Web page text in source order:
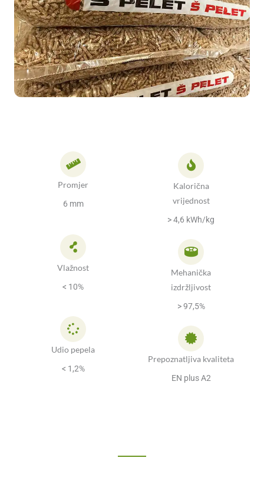
Promjer
6 mm
Vlažnost
< 10%
Udio pepela
< 1,2%
Kalorična
vrijednost
> 4,6 kWh/kg
Mehanička
izdržljivost
> 97,5%
Prepoznatljiva kvaliteta
EN plus A2